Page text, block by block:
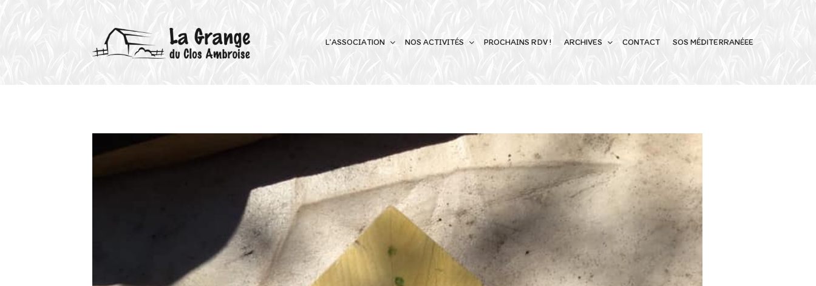
L’ASSOCIATION NOS ACTIVITÉS PROCHAINS RDV ! ARCHIVES CONTACT SOS MÉDITERRANÉEE